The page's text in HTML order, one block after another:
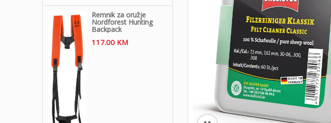
Remnik za oružje
Nordforest Hunting
Backpack
117.00 KM